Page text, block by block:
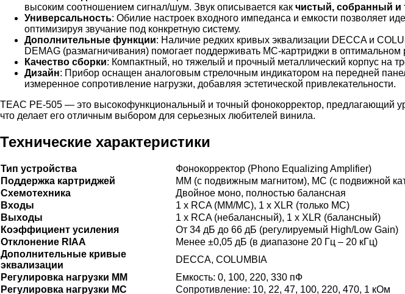
высоким соотношением сигнал/шум. Звук описывается как чистый, собранный и
Универсальность: Обилие настроек входного импеданса и емкости позволяет
оптимизируя звучание под конкретную систему.
Дополнительные функции: Наличие редких кривых эквализации DECCA и
DEMAG (размагничивания) помогает поддерживать MC-картриджи в оптимальном
Качество сборки: Компактный, но тяжелый и прочный металлический корпус на
Дизайн: Прибор оснащен аналоговым стрелочным индикатором на передней
измеренное сопротивление нагрузки, добавляя эстетической привлекательности.
TEAC PE-505 — это высокофункциональный и точный фонокорректор, предлагающий
что делает его отличным выбором для серьезных любителей винила.
Технические характеристики
Тип устройства
Фонокорректор (Phono Equalizing Amplifier)
Поддержка картриджей
MM (с подвижным магнитом), MC (с подвижной
Схемотехника
Двойное моно, полностью балансная
Входы
1 x RCA (MM/MC), 1 x XLR (только MC)
Выходы
1 x RCA (небалансный), 1 x XLR (балансный)
Коэффициент усиления
От 34 дБ до 66 дБ (регулируемый High/Low Gain)
Отклонение RIAA
Менее ±0,05 дБ (в диапазоне 20 Гц – 20 кГц)
Дополнительные кривые
эквализации
DECCA, COLUMBIA
Регулировка нагрузки MM
Емкость: 0, 100, 220, 330 пФ
Регулировка нагрузки MC
Сопротивление: 10, 22, 47, 100, 220, 470, 1 кОм